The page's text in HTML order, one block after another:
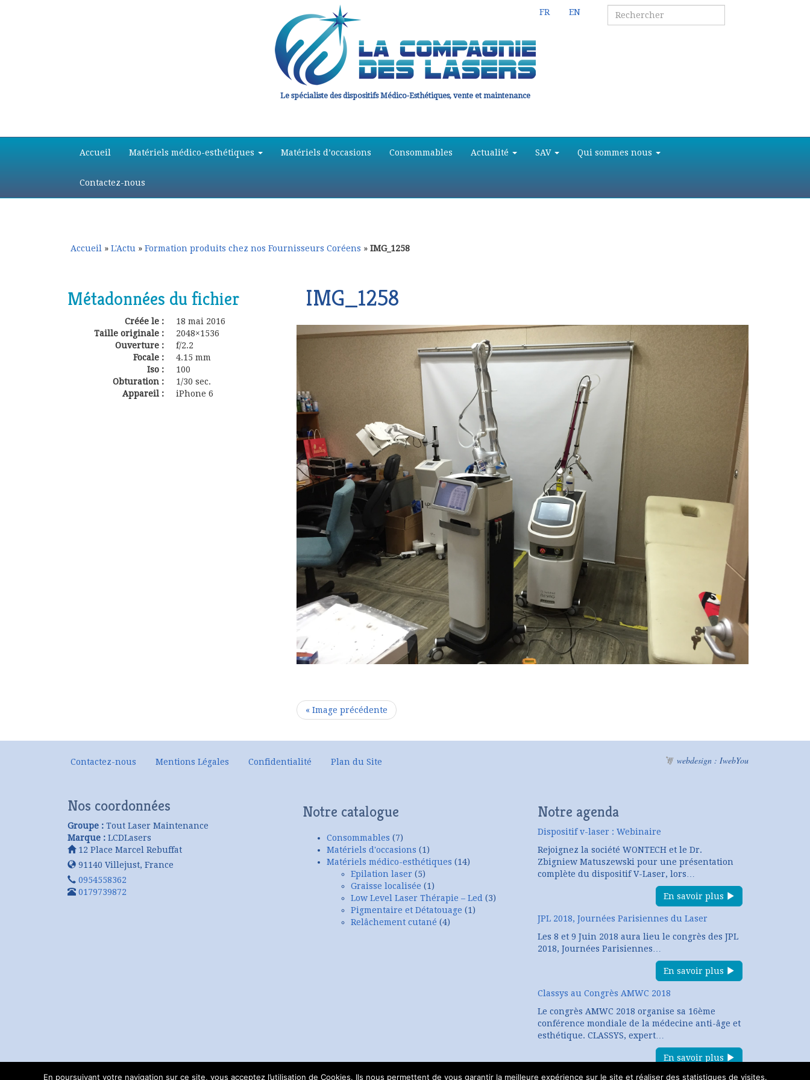
Le spécialiste des dispositifs Médico-Esthétiques, vente et maintenance
principal
secondaire
Accueil Matériels médico-esthétiques Matériels d’occasions Consommables Actualité SAV Qui sommes nous
Contactez-nous
FR EN
Accueil » L'Actu » Formation produits chez nos Fournisseurs Coréens » IMG_1258
IMG_1258
« Image précédente
Métadonnées du fichier
Créée le :
18 mai 2016
Taille originale :
2048×1536
Ouverture :
f/2.2
Focale :
4.15 mm
Iso :
100
Obturation :
1/30 sec.
Appareil :
iPhone 6
Contactez-nous Mentions Légales Confidentialité Plan du Site webdesign : IwebYou
Nos coordonnées
Groupe : Tout Laser Maintenance
Marque : LCDLasers
12 Place Marcel Rebuffat
91140 Villejust, France
0954558362
0179739872
Notre catalogue
Consommables (7)
Matériels d'occasions (1)
Matériels médico-esthétiques (14)
Epilation laser (5)
Graisse localisée (1)
Low Level Laser Thérapie – Led (3)
Pigmentaire et Détatouage (1)
Relâchement cutané (4)
Notre agenda
Dispositif v-laser : Webinaire
Rejoignez la société WONTECH et le Dr.
Zbigniew Matuszewski pour une présentation
complète du dispositif V-Laser, lors…
En savoir plus
JPL 2018, Journées Parisiennes du Laser
Les 8 et 9 Juin 2018 aura lieu le congrès des JPL
2018, Journées Parisiennes…
En savoir plus
Classys au Congrès AMWC 2018
Le congrès AMWC 2018 organise sa 16ème
conférence mondiale de la médecine anti-âge et
esthétique. CLASSYS, expert…
En savoir plus
En poursuivant votre navigation sur ce site, vous acceptez l’utilisation de Cookies. Ils nous permettent de vous garantir la meilleure expérience sur le site et réaliser des statistiques de visites.